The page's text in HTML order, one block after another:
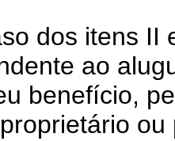
itens II e
ao
benefício,